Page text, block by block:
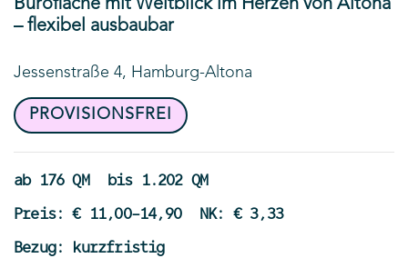
Bürofläche mit Weitblick im Herzen von Altona
– flexibel ausbaubar
Jessenstraße 4, Hamburg-Altona
PROVISIONSFREI
ab 176 QM
bis 1.202 QM
Preis: € 11,00-14,90
NK: € 3,33
Bezug: kurzfristig